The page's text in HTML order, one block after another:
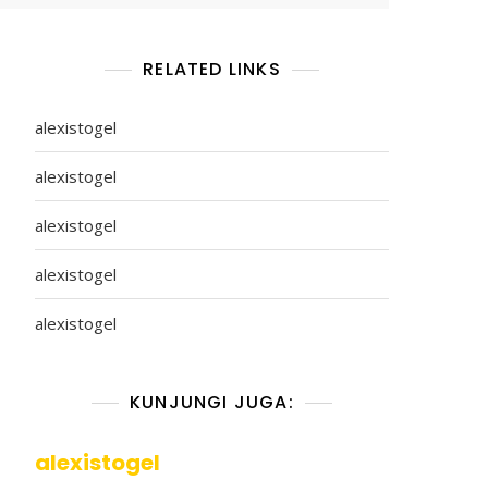
RELATED LINKS
alexistogel
alexistogel
alexistogel
alexistogel
alexistogel
KUNJUNGI JUGA:
alexistogel